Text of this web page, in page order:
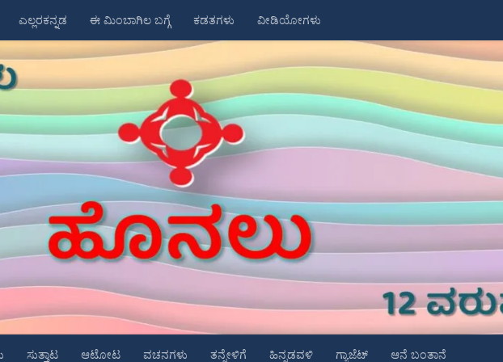
ಎಲ್ಲರಕನ್ನಡ ಈ ಮಿಂಬಾಗಿಲ ಬಗ್ಗೆ ಕಡತಗಳು ವೀಡಿಯೋಗಳು
ಸುತ್ತಾಟ ಆಟೋಟ ವಚನಗಳು ತನ್ನೇಳಿಗೆ ಹಿನ್ನಡವಳಿ ಗ್ಯಾಜೆಟ್ ಆನೆ ಬಂತಾನೆ